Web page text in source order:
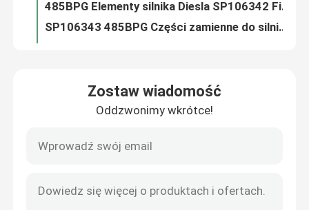
Kontrola jakości
SP106343 485BPG Części zamienne do silników Diesla CPC15 CPCD15 Filtr oleju do wózków widłowych
CPCD35 Części zamienne do silników wysokoprężnych do wózków widłowych 490BPG SP107310 Filtr oleju napędowego
Zostaw wiadomość
Oddzwonimy wkrótce!